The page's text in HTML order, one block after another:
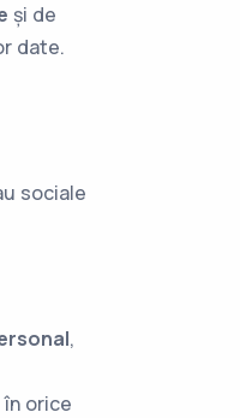
și de
date.
sociale
,
orice